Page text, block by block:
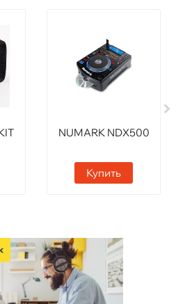
NUMARK NDX500
Купить